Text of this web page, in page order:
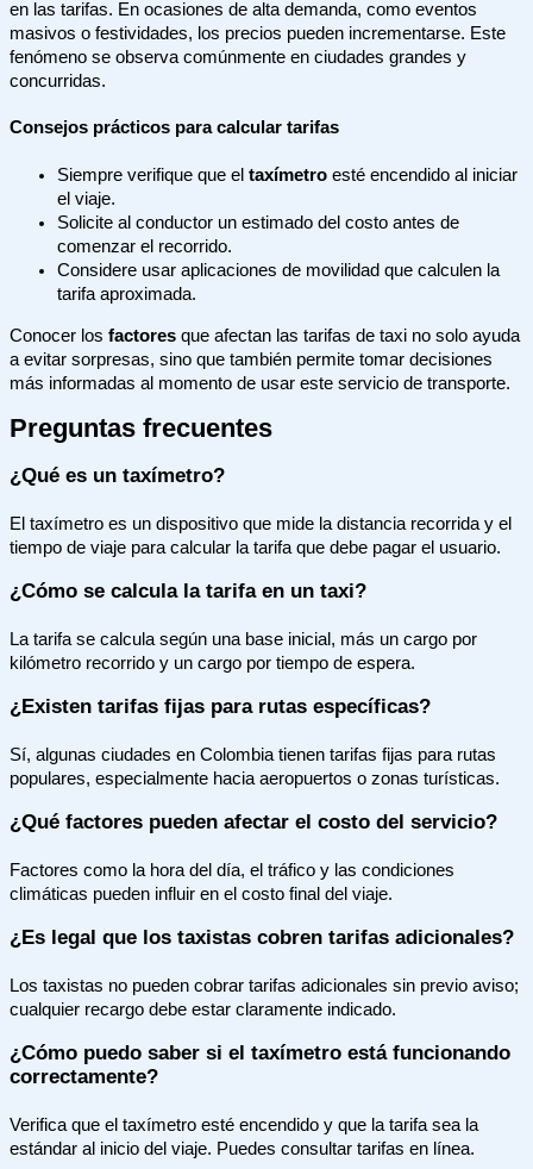
en las tarifas. En ocasiones de alta demanda, como eventos
masivos o festividades, los precios pueden incrementarse. Este
fenómeno se observa comúnmente en ciudades grandes y
concurridas.
Consejos prácticos para calcular tarifas
Siempre verifique que el taxímetro esté encendido al iniciar
el viaje.
Solicite al conductor un estimado del costo antes de
comenzar el recorrido.
Considere usar aplicaciones de movilidad que calculen la
tarifa aproximada.
Conocer los factores que afectan las tarifas de taxi no solo ayuda
a evitar sorpresas, sino que también permite tomar decisiones
más informadas al momento de usar este servicio de transporte.
Preguntas frecuentes
¿Qué es un taxímetro?
El taxímetro es un dispositivo que mide la distancia recorrida y el
tiempo de viaje para calcular la tarifa que debe pagar el usuario.
¿Cómo se calcula la tarifa en un taxi?
La tarifa se calcula según una base inicial, más un cargo por
kilómetro recorrido y un cargo por tiempo de espera.
¿Existen tarifas fijas para rutas específicas?
Sí, algunas ciudades en Colombia tienen tarifas fijas para rutas
populares, especialmente hacia aeropuertos o zonas turísticas.
¿Qué factores pueden afectar el costo del servicio?
Factores como la hora del día, el tráfico y las condiciones
climáticas pueden influir en el costo final del viaje.
¿Es legal que los taxistas cobren tarifas adicionales?
Los taxistas no pueden cobrar tarifas adicionales sin previo aviso;
cualquier recargo debe estar claramente indicado.
¿Cómo puedo saber si el taxímetro está funcionando
correctamente?
Verifica que el taxímetro esté encendido y que la tarifa sea la
estándar al inicio del viaje. Puedes consultar tarifas en línea.